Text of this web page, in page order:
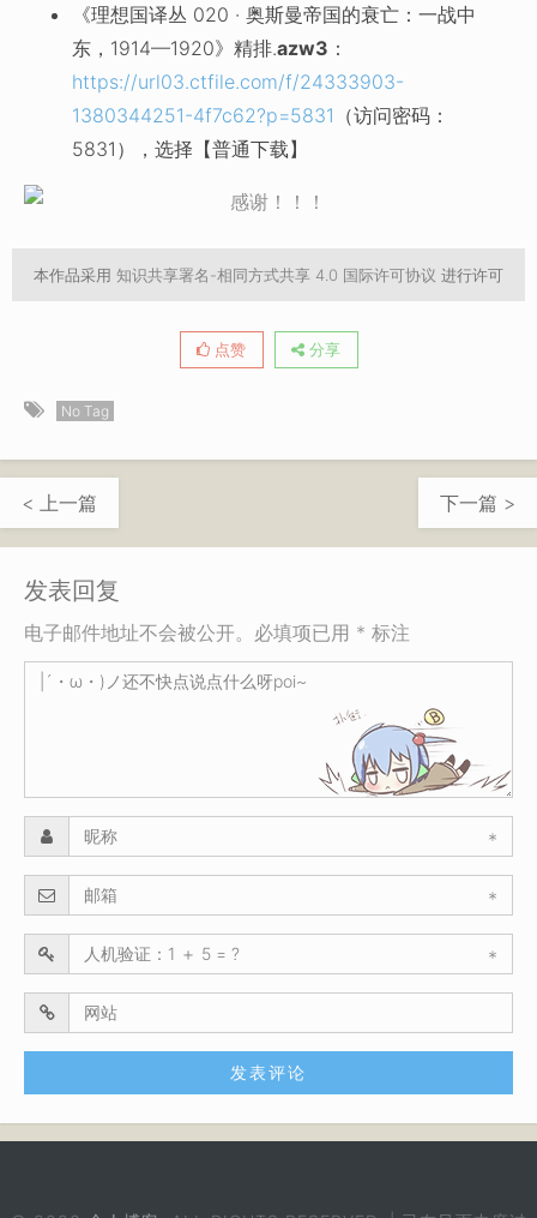
《理想国译丛 020 · 奥斯曼帝国的衰亡：一战中
东，1914—1920》精排.azw3 ：
https://url03.ctfile.com/f/24333903-
1380344251-4f7c62?p=5831 （访问密码：
5831），选择【普通下载】
本作品采用 知识共享署名-相同方式共享 4.0 国际许可协议 进行许可
点赞 分享
No Tag
< 上一篇 下一篇 >
发表回复
电子邮件地址不会被公开。必填项已用 * 标注
*
*
*